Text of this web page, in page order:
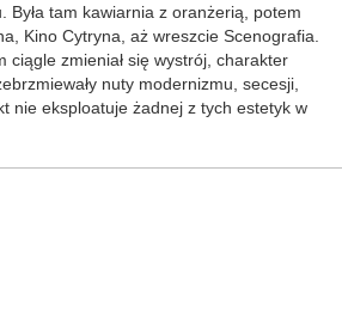
Była tam kawiarnia z oranżerią, potem
Kino Cytryna, aż wreszcie Scenografia.
ciągle zmieniał się wystrój, charakter
nuty modernizmu, secesji,
nie eksploatuje żadnej z tych estetyk w